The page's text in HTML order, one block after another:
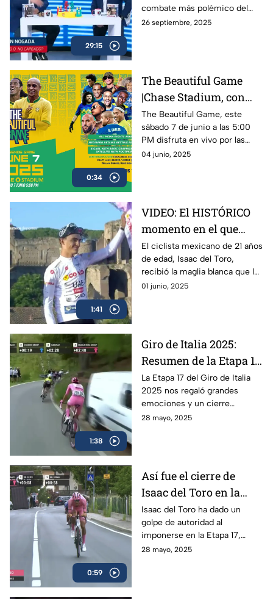
29:15
combate más polémico del
año, mientras Ryan García
26 septiembre, 2025
0:34
The Beautiful Game
|Chase Stadium, con
Ronaldinho y Roberto
Carlos | 7 de junio a las
5:00 PM
The Beautiful Game, este
sábado 7 de junio a las 5:00
PM disfruta en vivo por las
plataformas de Azteca
04 junio, 2025
1:41
VIDEO: El HISTÓRICO
momento en el que
Isaac del Toro recibe la
Maglia Blanca en el
Giro de Italia 2025
El ciclista mexicano de 21 años
de edad, Isaac del Toro,
recibió la maglia blanca que lo
acredita como el mejor menor
01 junio, 2025
1:38
Giro de Italia 2025:
Resumen de la Etapa 17
y el triunfo de Isaac del
Toro
La Etapa 17 del Giro de Italia
2025 nos regaló grandes
emociones y un cierre
espectacular, en donde el líder
28 mayo, 2025
0:59
Así fue el cierre de
Isaac del Toro en la
Etapa 17 del Giro de
Italia
Isaac del Toro ha dado un
golpe de autoridad al
imponerse en la Etapa 17,
consolidándose como líder de
28 mayo, 2025